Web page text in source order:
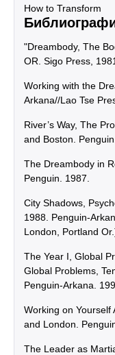
How to Transform
"Dreambody, The
OR. Sigo Press,
Working with the
Arkana//Lao Tse
River’s Way, The
and Boston.
The Dreambody in
Penguin. 1987.
City Shadows,
1988. Penguin-
London, Portland
The Year I, Global
Global Problems,
Penguin-Arkana.
Working on Yourself
and London.
The Leader as